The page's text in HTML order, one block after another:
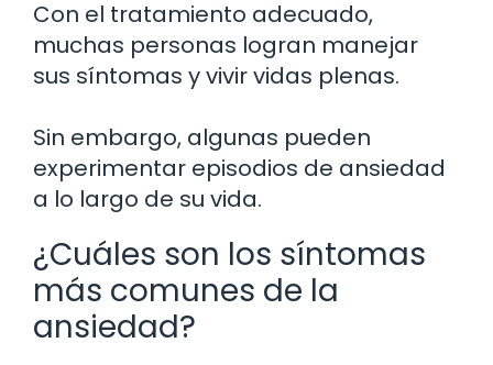
Con el tratamiento adecuado,
muchas personas logran manejar
sus síntomas y vivir vidas plenas.
Sin embargo, algunas pueden
experimentar episodios de ansiedad
a lo largo de su vida.
¿Cuáles son los síntomas
más comunes de la
ansiedad?